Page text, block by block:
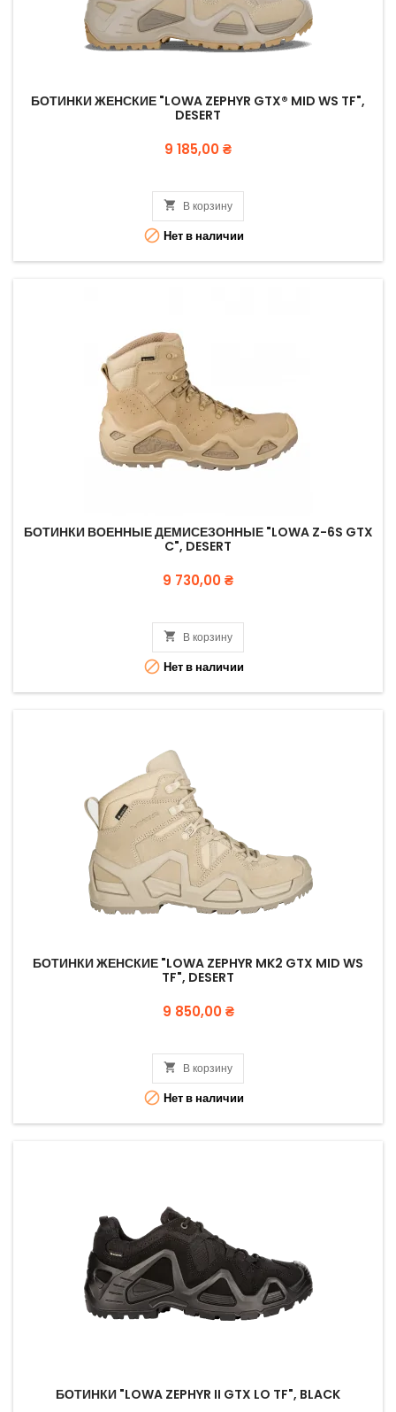
БОТИНКИ ЖЕНСКИЕ "LOWA ZEPHYR GTX® MID WS TF",
DESERT
Цена
9 185,00 ₴
 В корзину
 Нет в наличии
БОТИНКИ ВОЕННЫЕ ДЕМИСЕЗОННЫЕ "LOWA Z-6S GTX
C", DESERT
Цена
9 730,00 ₴
 В корзину
 Нет в наличии
БОТИНКИ ЖЕНСКИЕ "LOWA ZEPHYR MK2 GTX MID WS
TF", DESERT
Цена
9 850,00 ₴
 В корзину
 Нет в наличии
БОТИНКИ "LOWA ZEPHYR II GTX LO TF", BLACK